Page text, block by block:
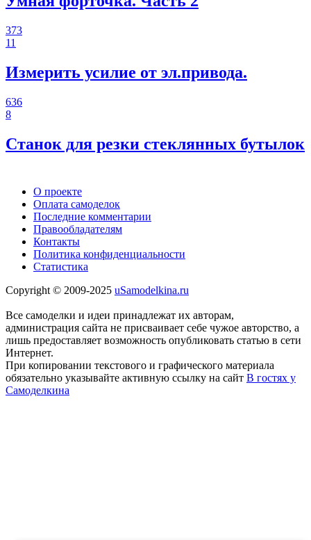
373
11
Измерить усилие от эл.привода.
636
8
Станок для резки стеклянных бутылок
О проекте
Оплата самоделок
Последние комментарии
Правообладателям
Контакты
Политика конфиденциальности
Статистика
Copyright © 2009-2025 uSamodelkina.ru
Все самоделки и идеи принадлежат их авторам,
администрация сайта не присваивает себе чужое авторство, а
лишь предоставляет возможность опубликовать статью в сети
Интернет.
При копировании текстового и графического материала
обязательно указывайте активную ссылку на сайт В гостях у
Самоделкина